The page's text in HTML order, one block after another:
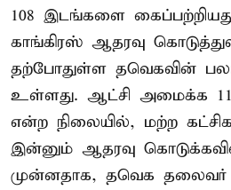
108 இடங்களை
காங்கிரஸ் ஆதரவு
தற்போதுள்ள தவெகவின்
உள்ளது. ஆட்சி அமைக்க
என்ற நிலையில், மற்ற
இன்னும் ஆதரவு
முன்னதாக, தவெக தலைவர்